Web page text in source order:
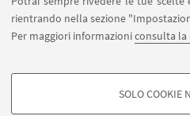
rientrando nella sezione
Per maggiori informazioniconsulta la
COOKIE DI PROFILAZIONE -
SOLO COOKIE
APP: